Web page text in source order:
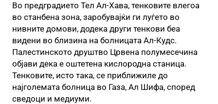
Во предградието Тел Ал-Хава, тенковите влегоа
во станбена зона, заробувајќи ги луѓето во
нивните домови, додека други тенкови беа
видени во близина на болницата Ал-Кудс.
Палестинското друштво Црвена полумесечина
објави дека е оштетена кислородна станица.
Тенковите, исто така, се приближиле до
најголемата болница во Газа, Ал Шифа, според
сведоци и медиуми.